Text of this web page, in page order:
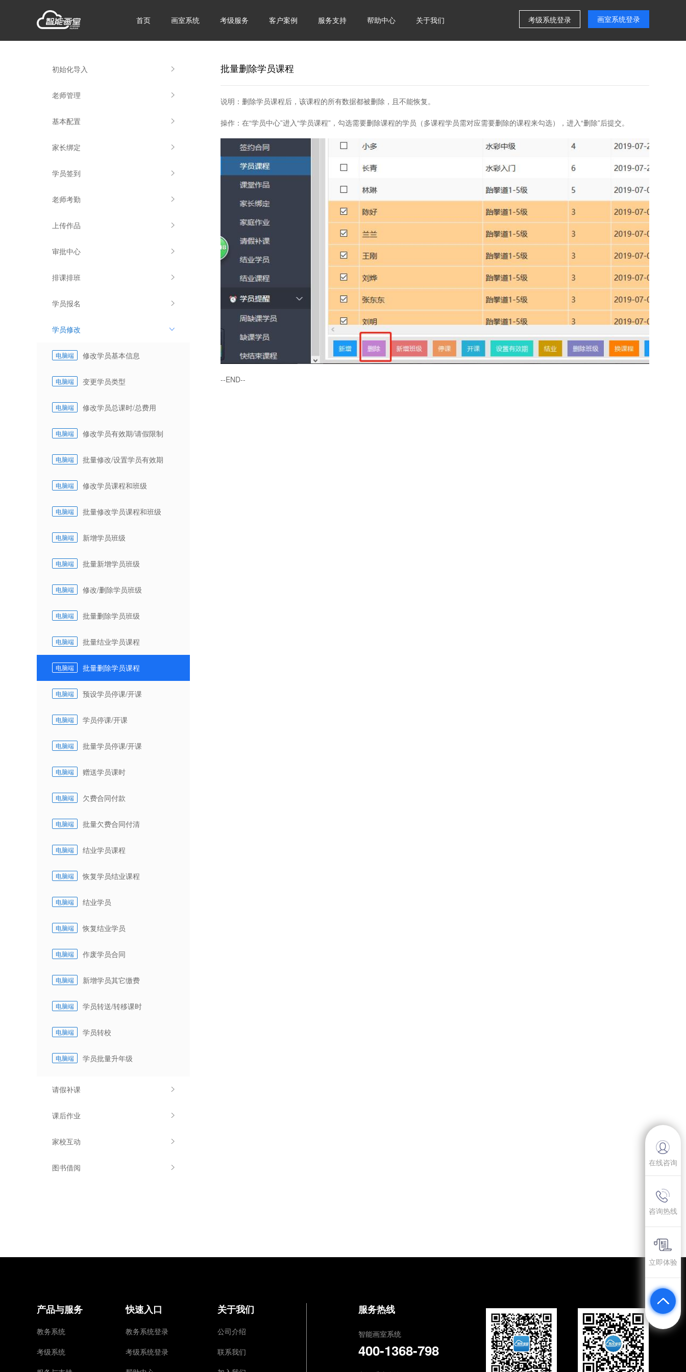
首页 画室系统 考级服务 客户案例 服务支持 帮助中心 关于我们 画室系统登录
考级系统登录
初始化导入
老师管理
基本配置
家长绑定
学员签到
老师考勤
上传作品
审批中心
排课排班
学员报名
学员修改
电脑端 修改学员基本信息
电脑端 变更学员类型
电脑端 修改学员总课时/总费用
电脑端 修改学员有效期/请假限制
电脑端 批量修改/设置学员有效期
电脑端 修改学员课程和班级
电脑端 批量修改学员课程和班级
电脑端 新增学员班级
电脑端 批量新增学员班级
电脑端 修改/删除学员班级
电脑端 批量删除学员班级
电脑端 批量结业学员课程
电脑端 批量删除学员课程
电脑端 预设学员停课/开课
电脑端 学员停课/开课
电脑端 批量学员停课/开课
电脑端 赠送学员课时
电脑端 欠费合同付款
电脑端 批量欠费合同付清
电脑端 结业学员课程
电脑端 恢复学员结业课程
电脑端 结业学员
电脑端 恢复结业学员
电脑端 作废学员合同
电脑端 新增学员其它缴费
电脑端 学员转送/转移课时
电脑端 学员转校
电脑端 学员批量升年级
请假补课
课后作业
家校互动
图书借阅
批量删除学员课程
说明：删除学员课程后，该课程的所有数据都被删除，且不能恢复。
操作： 在“学员中心”进入“学员课程”，勾选需要删除课程的学员（多课程学员需对应需要删除的课程来勾选），进入“删除”后提交。
--END--
产品与服务
教务系统
考级系统
快速入口
教务系统登录
考级系统登录
关于我们
公司介绍
联系我们
服务热线
智能画室系统
400-1368-798
在线咨询
咨询热线
立即体验